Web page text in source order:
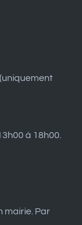
à 18h00.
mairie. Par